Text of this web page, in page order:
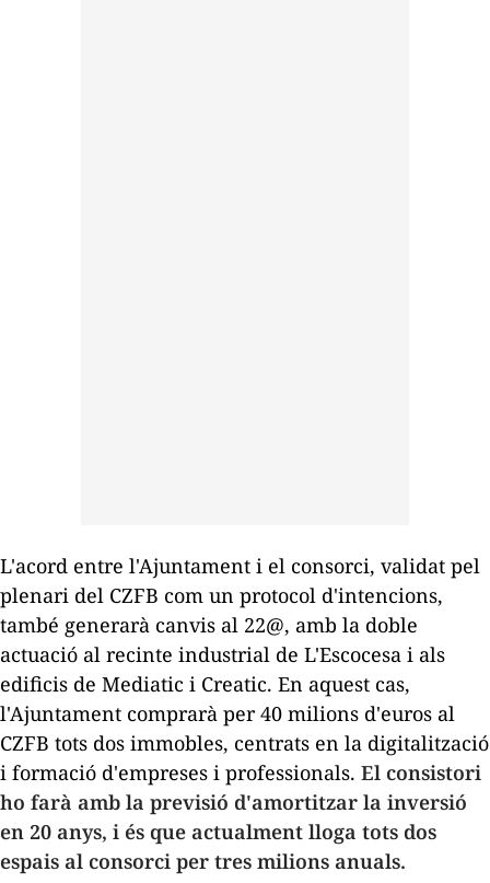
L'acord entre l'Ajuntament i el consorci, validat pel
plenari del CZFB com un protocol d'intencions,
també generarà canvis al 22@, amb la doble
actuació al recinte industrial de L'Escocesa i als
edificis de Mediatic i Creatic. En aquest cas,
l'Ajuntament comprarà per 40 milions d'euros al
CZFB tots dos immobles, centrats en la digitalització
i formació d'empreses i professionals. El consistori
ho farà amb la previsió d'amortitzar la inversió
en 20 anys, i és que actualment lloga tots dos
espais al consorci per tres milions anuals.